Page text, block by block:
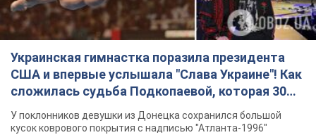
Украинская гимнастка поразила президента
США и впервые услышала "Слава Украине"! Как
сложилась судьба Подкопаевой, которая 30
лет назад завоевала "золото" Олимпиады
У поклонников девушки из Донецка сохранился большой
кусок коврового покрытия с надписью "Атланта-1996"